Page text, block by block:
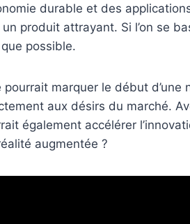
durable et des
produit attrayant. Si l’on se
possible.
pourrait marquer le début
aux désirs du marché.
également accélérer
augmentée ?